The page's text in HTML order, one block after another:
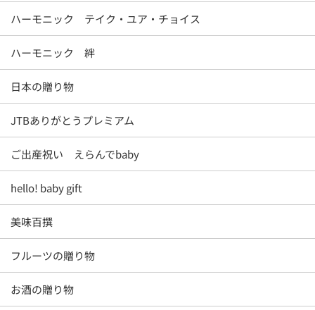
ハーモニック テイク・ユア・チョイス
ハーモニック 絆
日本の贈り物
JTBありがとうプレミアム
ご出産祝い えらんでbaby
hello! baby gift
美味百撰
フルーツの贈り物
お酒の贈り物